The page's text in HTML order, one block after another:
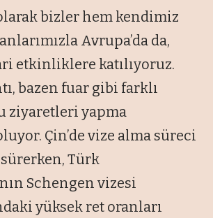
bizler hem kendimiz
Avrupa’da da,
etkinliklere katılıyoruz.
bazen fuar gibi farklı
ziyaretleri yapma
Çin’de vize alma süreci
Türk
Schengen vizesi
yüksek ret oranları